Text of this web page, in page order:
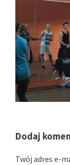
Dodaj
Twój adres e-